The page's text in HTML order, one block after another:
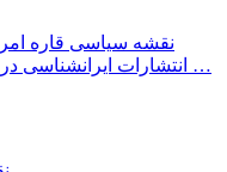
نقشه سیاسی قاره
انتشارات ایرانشناسی در مقیاس 1:8.800.000 در اندازه 100*070 …